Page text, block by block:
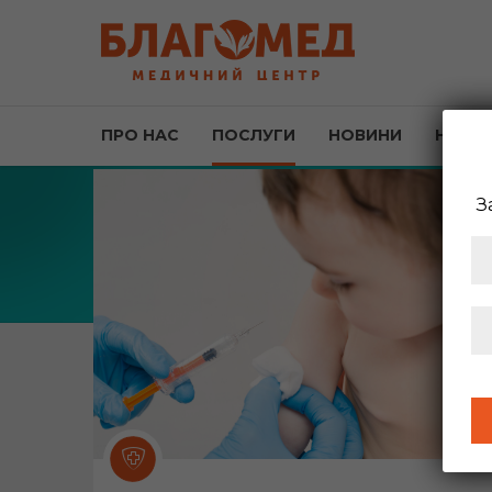
ПРО НАС ПОСЛУГИ НОВИНИ НАША